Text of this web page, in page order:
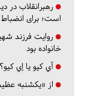
رهبرانقلاب
است؛ برای
روایت فرزند
خانواده بود
آي كيو يا اِي
از «یکشنبه